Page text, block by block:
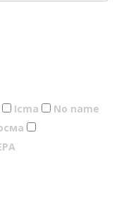
Icma
No name